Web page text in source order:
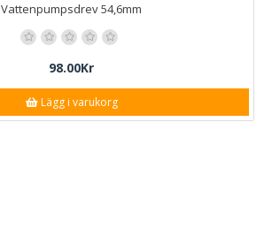
Vattenpumpsdrev 54,6mm
98.00Kr
Lägg i varukorg